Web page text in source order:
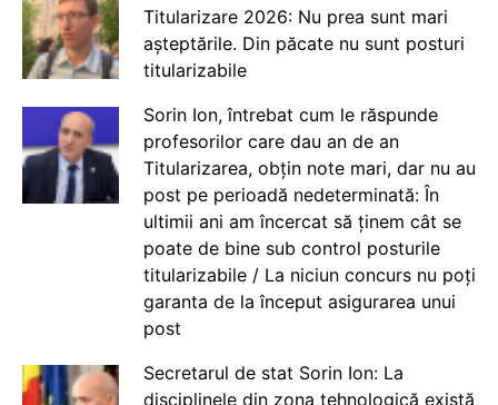
Titularizare 2026: Nu prea sunt mari
așteptările. Din păcate nu sunt posturi
titularizabile
Sorin Ion, întrebat cum le răspunde
profesorilor care dau an de an
Titularizarea, obțin note mari, dar nu au
post pe perioadă nedeterminată: În
ultimii ani am încercat să ținem cât se
poate de bine sub control posturile
titularizabile / La niciun concurs nu poți
garanta de la început asigurarea unui
post
Secretarul de stat Sorin Ion: La
disciplinele din zona tehnologică există